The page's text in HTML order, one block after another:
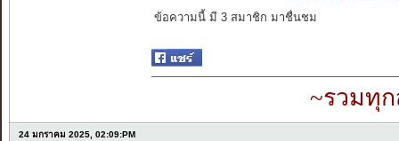
ข้อความนี้ มี 3 สมาชิก มาชื่นชม
~รวมทุ
24 มกราคม 2025, 02:09:PM